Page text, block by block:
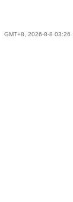
GMT+8, 2026-8-8 03:26